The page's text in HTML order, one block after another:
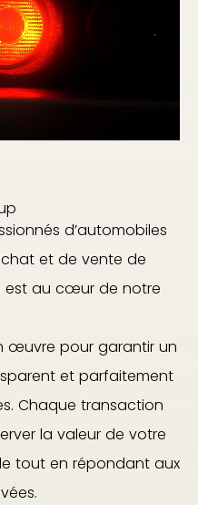
d’automobiles
et de vente de
est au cœur de notre
œuvre pour garantir un
et parfaitement
Chaque transaction
la valeur de votre
tout en répondant aux